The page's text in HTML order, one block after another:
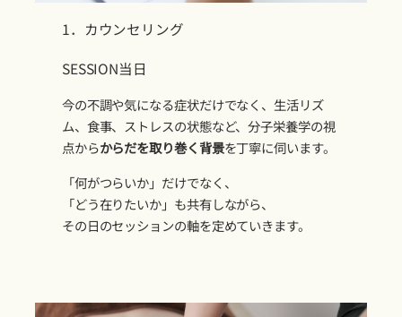
1．カウンセリング
SESSION当日
今の不調や気になる症状だけでなく、生活リズ
ム、食事、ストレスの状態など、分子栄養学の視
点からからだを取り巻く背景を丁寧に伺います。
「何がつらいか」だけでなく、
「どう在りたいか」も共有しながら、
その日のセッションの軸を定めていきます。